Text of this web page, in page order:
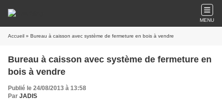
MENU
Accueil » Bureau à caisson avec système de fermeture en bois à vendre
Bureau à caisson avec système de fermeture en
bois à vendre
Publié le 24/08/2013 à 13:58
Par JADIS